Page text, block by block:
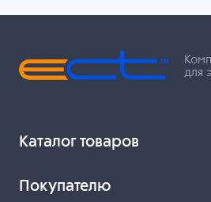
для
Каталог товаров
Покупателю